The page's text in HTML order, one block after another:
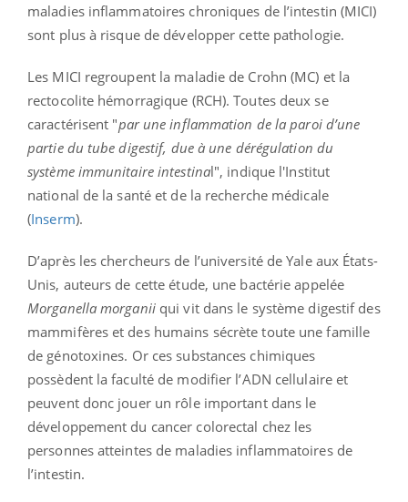
maladies inflammatoires chroniques de l’intestin (MICI)
sont plus à risque de développer cette pathologie.
Les MICI regroupent la maladie de Crohn (MC) et la
rectocolite hémorragique (RCH). Toutes deux se
caractérisent "par une inflammation de la paroi d’une
partie du tube digestif, due à une dérégulation du
système immunitaire intestinal", indique l'Institut
national de la santé et de la recherche médicale
(Inserm).
D’après les chercheurs de l’université de Yale aux États-
Unis, auteurs de cette étude, une bactérie appelée
Morganella morganiiqui vit dans le système digestif des
mammifères et des humains sécrète toute une famille
de génotoxines. Or ces substances chimiques
possèdent la faculté de modifier l’ADN cellulaire et
peuvent donc jouer un rôle important dans le
développement du cancer colorectal chez les
personnes atteintes de maladies inflammatoires de
l’intestin.